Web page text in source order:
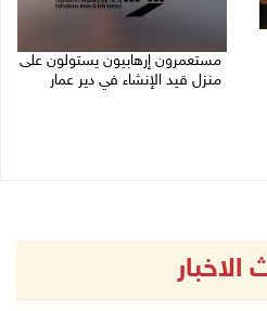
مستعمرون إرهابيون يستولون على
منزل قيد الإنشاء في دير عمار
الاخبار